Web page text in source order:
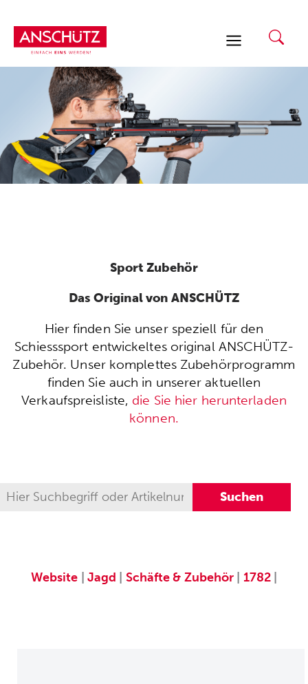
Inhalt
springen
Sport Zubehör
Das Original von ANSCHÜTZ
Hier finden Sie unser speziell für den
Schiesssport entwickeltes original ANSCHÜTZ-
Zubehör. Unser komplettes Zubehörprogramm
finden Sie auch in unserer aktuellen
Verkaufspreisliste, die Sie hier herunterladen
können.
Website Jagd Schäfte & Zubehör 1782|